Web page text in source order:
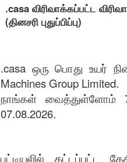
.casa விரிவாக்கப்பட்ட
(தினசரி புதுப்பிப்பு)
.casa ஒரு பொது உயர்
Machines Group Limited.
நாங்கள் வைத்துள்ளோம்
07.08.2026.
பட்டியலில் கட்டப்பட்ட